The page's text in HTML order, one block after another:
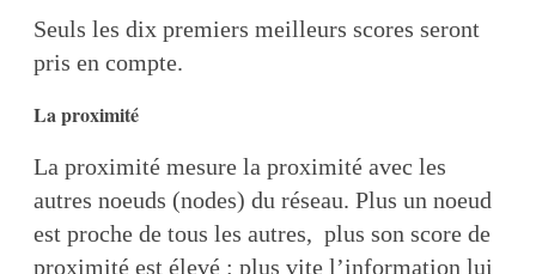
Seuls les dix premiers meilleurs scores seront
pris en compte.
La proximité
La proximité mesure la proximité avec les
autres noeuds (nodes) du réseau. Plus un noeud
est proche de tous les autres, plus son score de
proximité est élevé : plus vite l’information lui